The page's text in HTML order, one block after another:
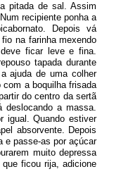
pitada de sal. Assim
recipiente ponha a
Depois vá
na farinha mexendo
ficar leve e fina.
tapada durante
ajuda de uma colher
a boquilha frisada
do centro da sertã
a massa.
igual. Quando estiver
absorvente. Depois
e passe-as por açúcar
muito depressa
ficou rija, adicione